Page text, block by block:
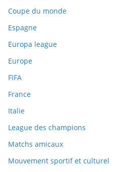
Coupe du monde
Espagne
Europa league
Europe
FIFA
France
Italie
League des champions
Matchs amicaux
Mouvement sportif et culturel